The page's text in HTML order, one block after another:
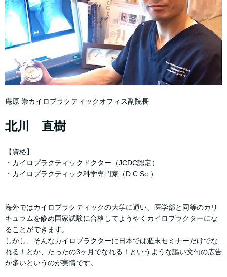
庵原 崇カイロプラクティックオフィス副院長
北川 直樹
【資格】
・カイロプラクティックドクター（JCDC認定）
・カイロプラクティック科学専門家（D.C.Sc.）
海外ではカイロプラクティックの大学に通い、医学部と同等のカリ
キュラムを修め国家試験に合格してようやくカイロプラクターにな
ることができます。
しかし、そんなカイロプラクターに日本では週末セミナーだけでな
れる！とか、たったの3ヶ月でなれる！というような謳い文句の広告
が多いというのが実情です。